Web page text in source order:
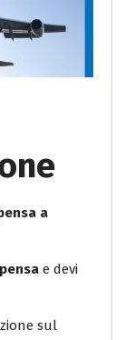
a
e devi
sul